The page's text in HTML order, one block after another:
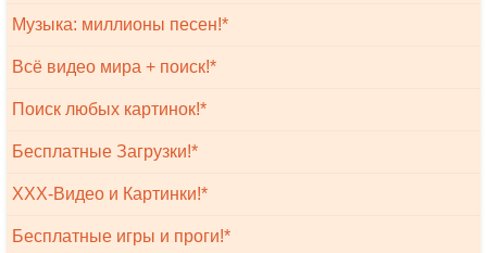
Музыка: миллионы песен!*
Всё видео мира + поиск!*
Поиск любых картинок!*
Бесплатные Загрузки!*
XXX-Видео и Картинки!*
Бесплатные игры и проги!*